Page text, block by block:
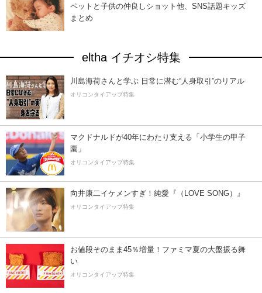
ペットと子供の仲良しショット他、SNS話題キッズ
まとめ
eltha イチオシ特集
川島海荷さんと学ぶ 日常に潜む“人身取引”のリアル
オリコンタイアップ特集
マクドナルドが40年にわたり支える「小学生の甲子
園」
オリコンタイアップ特集
向井康二イケメンすぎ！純愛『（LOVE SONG）』
オリコンタイアップ特集
お値段そのまま45％増量！ファミマ夏の大盤振る舞
い
オリコンタイアップ特集